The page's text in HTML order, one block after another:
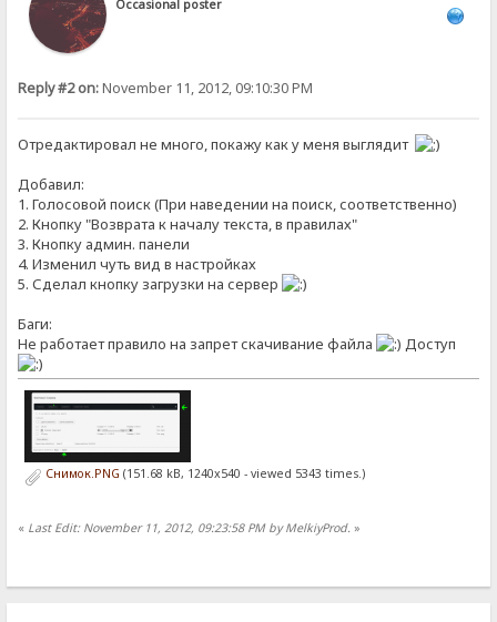
Occasional poster
Reply #2 on:November 11, 2012, 09:10:30 PM
Отредактировал не много, покажу как у меня выглядит
Добавил:
1. Голосовой поиск (При наведении на поиск, соответственно)
2. Кнопку "Возврата к началу текста, в правилах"
3. Кнопку админ. панели
4. Изменил чуть вид в настройках
5. Сделал кнопку загрузки на сервер
Баги:
Не работает правило на запрет скачивание файла
Доступ
Снимок.PNG (151.68 kB, 1240x540 - viewed 5343 times.)
« Last Edit: November 11, 2012, 09:23:58 PM by MelkiyProd. »